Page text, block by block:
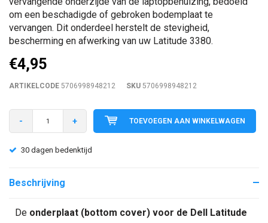
om een beschadigde of gebroken bodemplaat te
vervangen. Dit onderdeel herstelt de stevigheid,
bescherming en afwerking van uw Latitude 3380.
€4,95
ARTIKELCODE 5706998948212 SKU 5706998948212
- + TOEVOEGEN AAN WINKELWAGEN
30 dagen bedenktijd
Beschrijving
De onderplaat (bottom cover) voor de Dell Latitude